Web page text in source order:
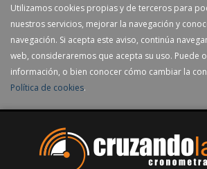
Utilizamos cookies propias y de terceros para
nuestros servicios, mejorar la navegación y
navegación. Si acepta este aviso, continúa
web, consideraremos que acepta su uso. Puede
información, o bien conocer cómo cambiar la
Política de cookies.